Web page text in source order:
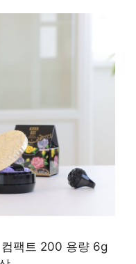
팩트 200 용량 6g